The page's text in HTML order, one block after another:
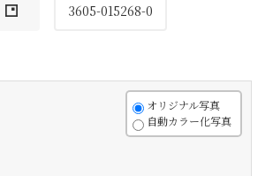
3605-015268-0
オリジナル写真
自動カラー化写真